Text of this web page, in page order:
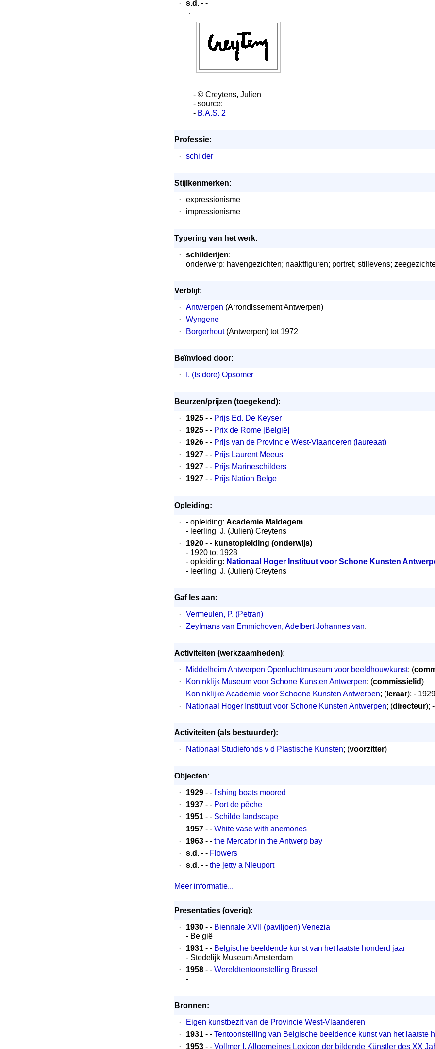
·
s.d.- -
·
- © Creytens, Julien
- source:
- B.A.S. 2
Professie:
·
schilder
Stijlkenmerken:
·
expressionisme
·
impressionisme
Typering van het werk:
·
schilderijen:
onderwerp: havengezichten; naaktfiguren; portret; stillevens;
Verblijf:
·
Antwerpen (Arrondissement Antwerpen)
·
Wyngene
·
Borgerhout(Antwerpen) tot 1972
Beïnvloed door:
·
I. (Isidore) Opsomer
Beurzen/prijzen (toegekend):
·
1925- - Prijs Ed. De Keyser
·
1925- - Prix de Rome [België]
·
1926- - Prijs van de Provincie West-Vlaanderen (laureaat)
·
1927- - Prijs Laurent Meeus
·
1927- - Prijs Marineschilders
·
1927- - Prijs Nation Belge
Opleiding:
·
- opleiding: Academie Maldegem
- leerling: J. (Julien) Creytens
·
1920- - kunstopleiding (onderwijs)
- 1920 tot 1928
- opleiding: Nationaal Hoger Instituut voor Schone Kunsten
- leerling: J. (Julien) Creytens
Gaf les aan:
·
Vermeulen, P. (Petran)
·
Zeylmans van Emmichoven, Adelbert Johannes van.
Activiteiten (werkzaamheden):
·
Middelheim Antwerpen Openluchtmuseum voor beeldhouwkunst; (
·
Koninklijk Museum voor Schone Kunsten Antwerpen; (commissielid)
·
Koninklijke Academie voor Schoone Kunsten Antwerpen; (leraar); - 1929
·
Nationaal Hoger Instituut voor Schone Kunsten Antwerpen; (directeur);
Activiteiten (als bestuurder):
·
Nationaal Studiefonds v d Plastische Kunsten; (voorzitter)
Objecten:
·
1929- - fishing boats moored
·
1937- - Port de pêche
·
1951- - Schilde landscape
·
1957- - White vase with anemones
·
1963- - the Mercator in the Antwerp bay
·
s.d.- - Flowers
·
s.d.- - the jetty a Nieuport
Meer informatie...
Presentaties (overig):
·
1930- - Biennale XVII (paviljoen) Venezia
- België
·
1931- - Belgische beeldende kunst van het laatste honderd jaar
- Stedelijk Museum Amsterdam
·
1958- - Wereldtentoonstelling Brussel
-
Bronnen:
·
Eigen kunstbezit van de Provincie West-Vlaanderen
·
1931- - Tentoonstelling van Belgische beeldende kunst van het laatste
·
1953- - Vollmer I, Allgemeines Lexicon der bildende Künstler des XX